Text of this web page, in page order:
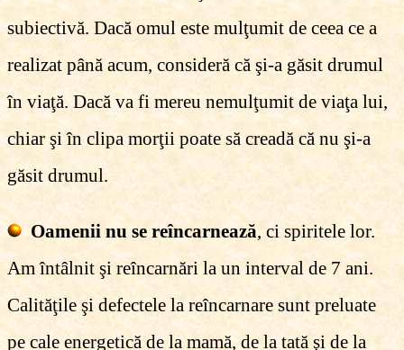
subiectivă. Dacă omul este mulţumit de ceea ce a
realizat până acum, consideră că şi-a găsit drumul
în viaţă. Dacă va fi mereu nemulţumit de viaţa lui,
chiar şi în clipa morţii poate să creadă că nu şi-a
găsit drumul.
Oamenii nu se reîncarnează, ci spiritele lor.
Am întâlnit şi reîncarnări la un interval de 7 ani.
Calităţile şi defectele la reîncarnare sunt preluate
pe cale energetică de la mamă, de la tată şi de la